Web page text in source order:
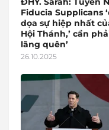
Fiducia Supplicans
dọa sự hiệp nhất
Hội Thánh,’ cần
lãng quên’
26.10.2025